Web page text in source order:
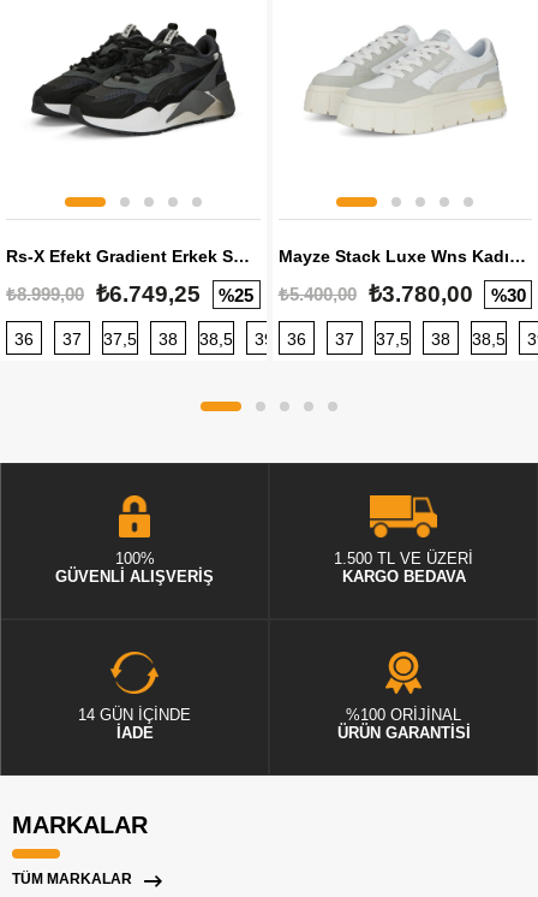
Rs-X Efekt Gradient Erkek Sneaker
₺8.999,00 ₺6.749,25 %25
36 37 37,5 38 38,5 39 40 40,5 41 42 42,5
Mayze Stack Luxe Wns Kadın Sneaker
₺5.400,00 ₺3.780,00 %30
36 37 37,5 38 38,5
100%
GÜVENLİ ALIŞVERİŞ
1.500 TL VE ÜZERİ
KARGO BEDAVA
14 GÜN İÇİNDE
İADE
%100 ORİJİNAL
ÜRÜN GARANTİSİ
MARKALAR
TÜM MARKALAR